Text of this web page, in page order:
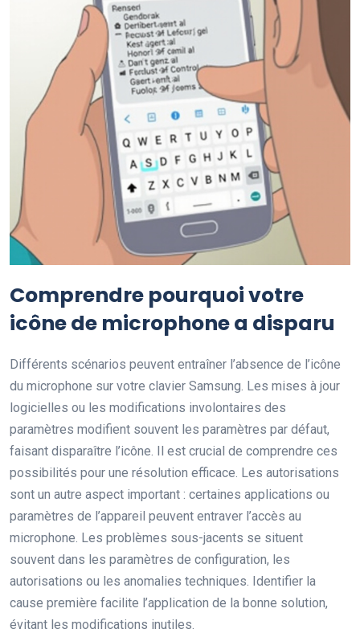
Comprendre pourquoi votre
icône de microphone a disparu
Différents scénarios peuvent entraîner l’absence de l’icône
du microphone sur votre clavier Samsung. Les mises à jour
logicielles ou les modifications involontaires des
paramètres modifient souvent les paramètres par défaut,
faisant disparaître l’icône. Il est crucial de comprendre ces
possibilités pour une résolution efficace. Les autorisations
sont un autre aspect important : certaines applications ou
paramètres de l’appareil peuvent entraver l’accès au
microphone. Les problèmes sous-jacents se situent
souvent dans les paramètres de configuration, les
autorisations ou les anomalies techniques. Identifier la
cause première facilite l’application de la bonne solution,
évitant les modifications inutiles.